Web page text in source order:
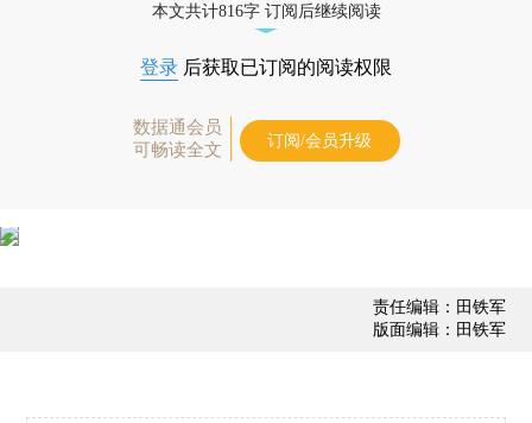
本文共计816字 订阅后继续阅读
登录 后获取已订阅的阅读权限
数据通会员
可畅读全文
订阅/会员升级
责任编辑：田铁军
版面编辑：田铁军